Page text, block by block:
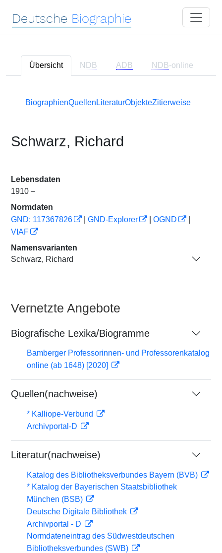
Deutsche Biographie
Übersicht NDB ADB NDB-online
BiographienQuellen LiteraturObjekteZitierweise
Schwarz, Richard
Lebensdaten
1910 –
Normdaten
GND: 117367826
GND-Explorer OGND
VIAF
Namensvarianten
Schwarz, Richard
Vernetzte Angebote
Biografische Lexika/Biogramme
Bamberger Professorinnen- und Professorenkatalog
online (ab 1648) [2020]
Quellen(nachweise)
* Kalliope-Verbund
Archivportal-D
Literatur(nachweise)
Katalog des Bibliotheksverbundes Bayern (BVB)
* Katalog der Bayerischen Staatsbibliothek
München (BSB)
Deutsche Digitale Bibliothek
Archivportal - D
Normdateneintrag des Südwestdeutschen
Bibliotheksverbundes (SWB)